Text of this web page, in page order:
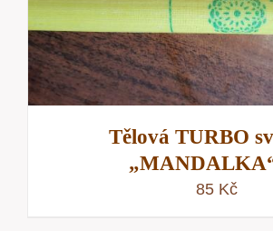
Tělová TURBO
85 Kč